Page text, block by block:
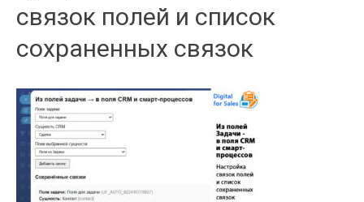
связок полей и список
сохраненных связок